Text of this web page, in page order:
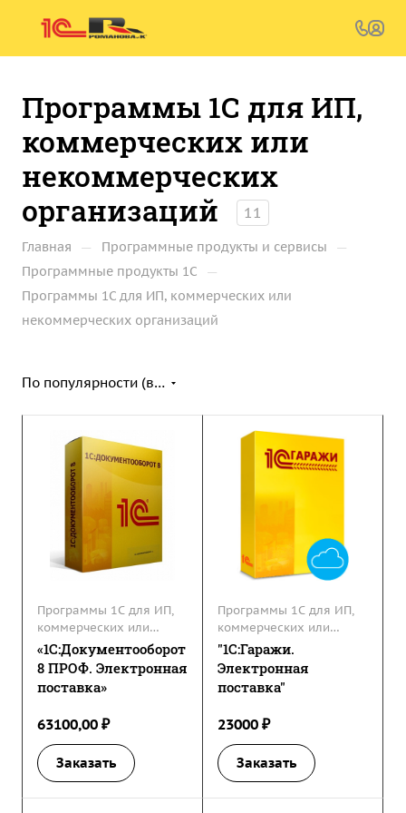
Программы 1С для ИП,
коммерческих или
некоммерческих
организаций
11
Главная — Программные продукты и сервисы —
Программные продукты 1С —
Программы 1С для ИП, коммерческих или
некоммерческих организаций
По популярности (возрастание)
Программы 1С для ИП,
коммерческих или
некоммерческих
организаций
«1С:Документооборот
8 ПРОФ. Электронная
поставка»
63100,00 ₽
Заказать
Программы 1С для ИП,
коммерческих или
некоммерческих
организаций
"1С:Гаражи.
Электронная
поставка"
23000 ₽
Заказать